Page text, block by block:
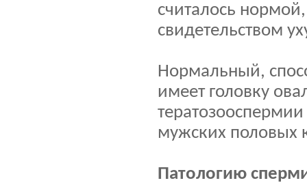
считалось
свидетельством
Нормальный,
имеет головку
мужских половых
Патологию